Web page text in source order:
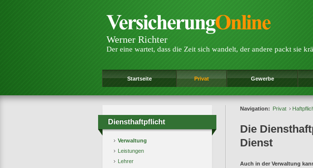
Werner Richter
Der eine wartet, dass die Zeit sich wandelt, der andere packt sie
Startseite Privat Gewerbe
Diensthaftpflicht
Verwaltung
Leistungen
Lehrer
Navigation: Privat
Die
Dienst
Auch in der Verwaltung